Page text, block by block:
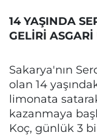
14 YAŞINDA
GELİRİ ASGARİ
Sakarya'nın
olan 14
limonata
kazanmaya
Koç, günlük 3